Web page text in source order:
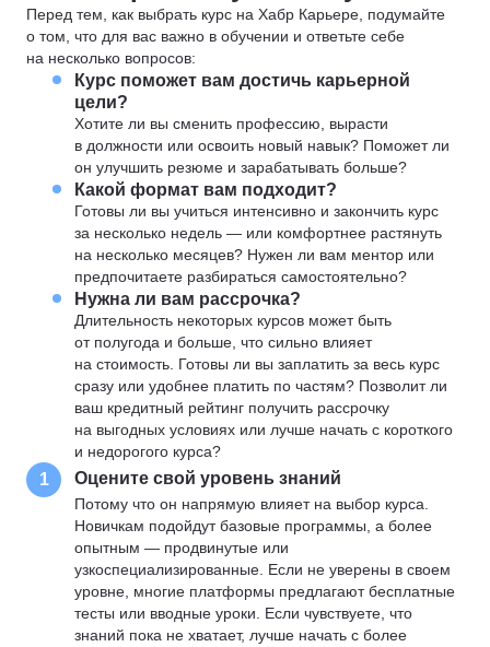
Перед тем, как выбрать курс на Хабр Карьере, подумайте
о том, что для вас важно в обучении и ответьте себе
на несколько вопросов:
Курс поможет вам достичь карьерной
цели?
Хотите ли вы сменить профессию, вырасти
в должности или освоить новый навык? Поможет ли
он улучшить резюме и зарабатывать больше?
Какой формат вам подходит?
Готовы ли вы учиться интенсивно и закончить курс
за несколько недель — или комфортнее растянуть
на несколько месяцев? Нужен ли вам ментор или
предпочитаете разбираться самостоятельно?
Нужна ли вам рассрочка?
Длительность некоторых курсов может быть
от полугода и больше, что сильно влияет
на стоимость. Готовы ли вы заплатить за весь курс
сразу или удобнее платить по частям? Позволит ли
ваш кредитный рейтинг получить рассрочку
на выгодных условиях или лучше начать с короткого
и недорогого курса?
1 Оцените свой уровень знаний
Потому что он напрямую влияет на выбор курса.
Новичкам подойдут базовые программы, а более
опытным — продвинутые или
узкоспециализированные. Если не уверены в своем
уровне, многие платформы предлагают бесплатные
тесты или вводные уроки. Если чувствуете, что
знаний пока не хватает, лучше начать с более